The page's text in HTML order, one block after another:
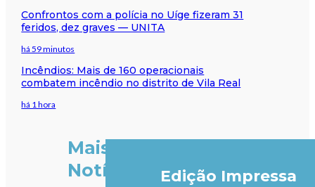
Confrontos com a polícia no Uíge fizeram 31
feridos, dez graves — UNITA
há 59 minutos
Incêndios: Mais de 160 operacionais
combatem incêndio no distrito de Vila Real
há 1 hora
Mais
Notícias
Edição Impressa